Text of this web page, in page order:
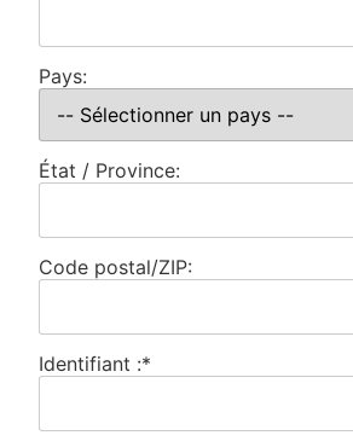
Pays:
État / Province:
Code postal/ZIP:
Identifiant :*